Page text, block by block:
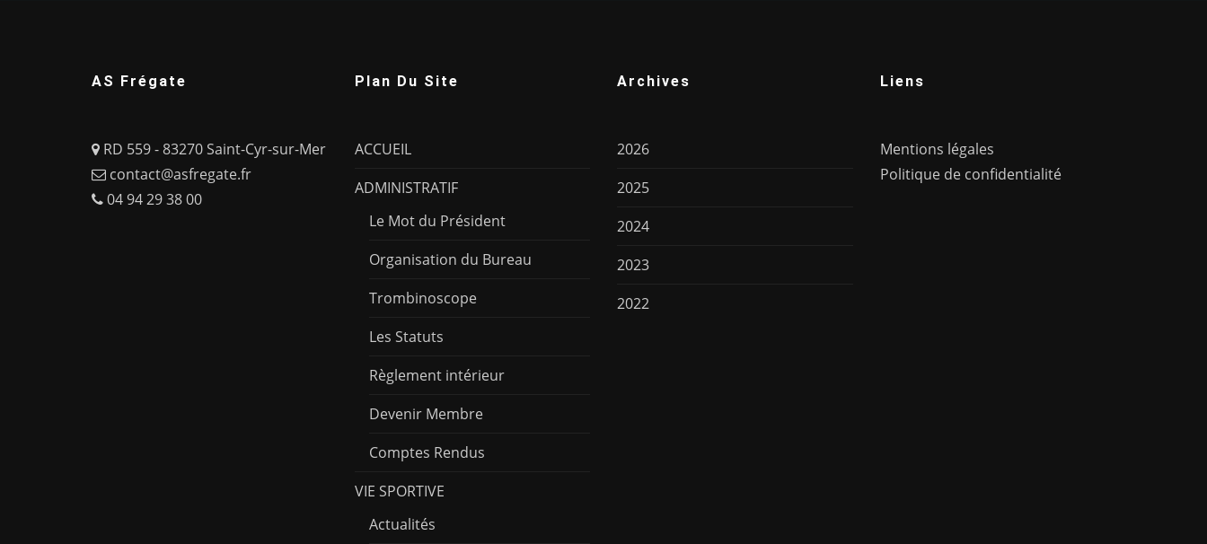
AS Frégate
RD 559 - 83270 Saint-Cyr-sur-Mer
contact@asfregate.fr
04 94 29 38 00
Plan Du Site
ACCUEIL
ADMINISTRATIF
Le Mot du Président
Organisation du Bureau
Trombinoscope
Les Statuts
Règlement intérieur
Devenir Membre
Comptes Rendus
VIE SPORTIVE
Actualités
Archives
2026
2025
2024
2023
2022
Liens
Mentions légales
Politique de confidentialité